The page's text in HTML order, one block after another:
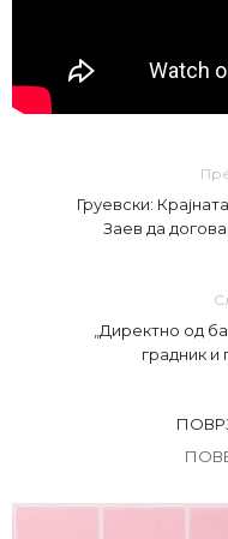
Груевски:
Заев да
„Директно од
градник